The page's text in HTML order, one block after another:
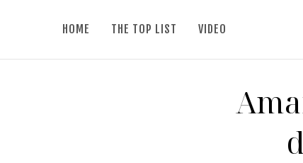
HOME THE TOP LIST VIDEO